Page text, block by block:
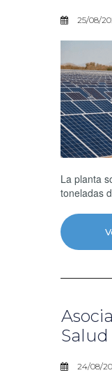
25/08/
La planta
toneladas
24/08/